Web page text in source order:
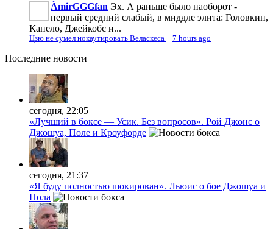
ÀmirGGGfan Эх. А раньше было наоборот -
первый средний слабый, в миддле элита: Головкин,
Канело, Джейкобс и...
Цзю не сумел нокаутировать Веласкеса · 7 hours ago
Последние новости
сегодня, 22:05
«Лучший в боксе — Усик. Без вопросов». Рой Джонс о
Джошуа, Поле и Кроуфорде
сегодня, 21:37
«Я буду полностью шокирован». Льюис о бое Джошуа и
Пола